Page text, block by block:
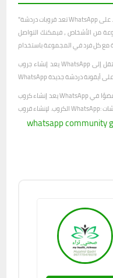
"تعد قروبات دردشة WhatsApp طريقة رائعة للأشخاص للتواصل مع بعضهم البعض. على
من الأشخاص ، فيمكنك التواصل
يعد إنشاء جروب WhatsApp أمرًا بسيطًا ولا يستغرق سوى بضع لحظات. أولاً ، انتقل إلى
يعد إنشاء كروب WhatsApp أمرًا سريعًا وسهلاً. يمكنك إضافة ما يصل إلى 256 عضوًا في
whatsapp community